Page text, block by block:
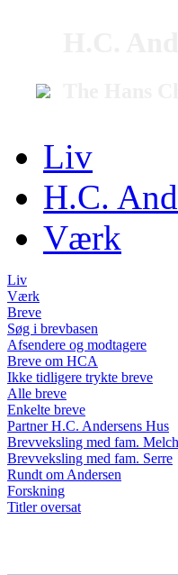
Liv
H.C.
Værk
Liv
Værk
Breve
Søg i brevbasen
Afsendere og modtagere
Breve om HCA
Ikke tidligere trykte breve
Alle breve
Enkelte breve
Partner H.C. Andersens Hus
Brevveksling med fam.
Brevveksling med fam. Serre
Rundt om Andersen
Forskning
Titler oversat